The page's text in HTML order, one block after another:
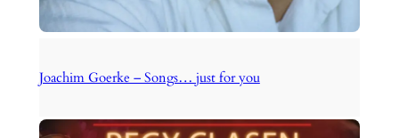
Joachim Goerke – Songs… just for you